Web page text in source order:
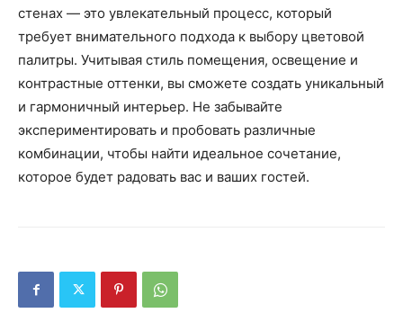
стенах — это увлекательный процесс, который
требует внимательного подхода к выбору цветовой
палитры. Учитывая стиль помещения, освещение и
контрастные оттенки, вы сможете создать уникальный
и гармоничный интерьер. Не забывайте
экспериментировать и пробовать различные
комбинации, чтобы найти идеальное сочетание,
которое будет радовать вас и ваших гостей.